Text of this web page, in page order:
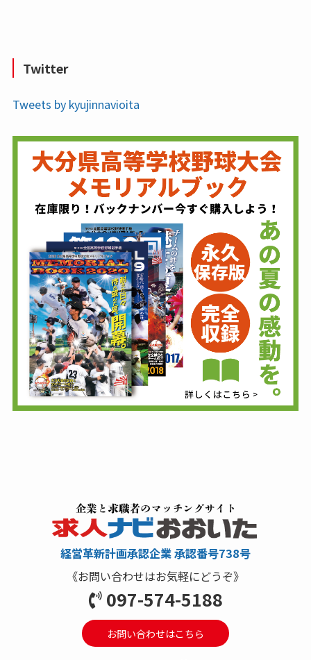
Twitter
Tweets by kyujinnavioita
経営革新計画承認企業 承認番号738号
《お問い合わせはお気軽にどうぞ》
097-574-5188
お問い合わせはこちら